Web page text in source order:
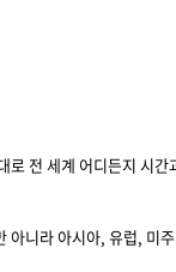
전 세계 어디든지 시
니라 아시아, 유럽, 미